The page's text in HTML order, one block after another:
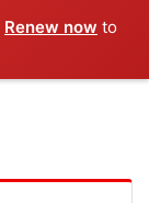
Renew now to